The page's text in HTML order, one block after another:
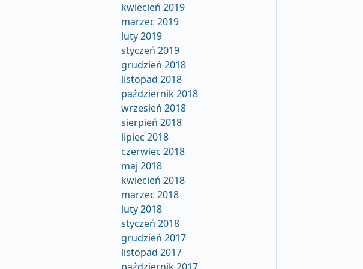
kwiecień 2019
marzec 2019
luty 2019
styczeń 2019
grudzień 2018
listopad 2018
październik 2018
wrzesień 2018
sierpień 2018
lipiec 2018
czerwiec 2018
maj 2018
kwiecień 2018
marzec 2018
luty 2018
styczeń 2018
grudzień 2017
listopad 2017